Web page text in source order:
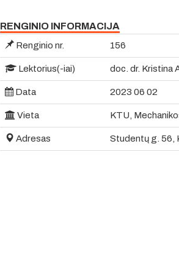
RENGINIO INFORMACIJA
Renginio nr. 156
Lektorius(-iai) doc. dr. Kristina
Data 2023 06 02
Vieta KTU,
Adresas Studentų g. 56,